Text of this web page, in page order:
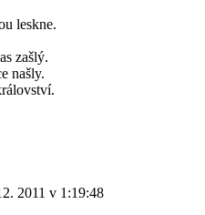
leskne.
zašlý.
našly.
2011 v 1:19:48